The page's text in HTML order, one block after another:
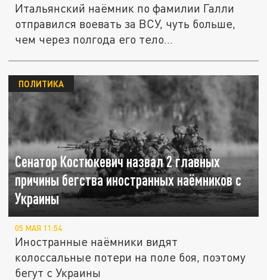
Итальянский наёмник по фамилии Галли
отправился воевать за ВСУ, чуть больше,
чем через полгода его тело...
Сенатор Костюкевич назвал 2 главных
причины бегства иностранных наёмников с
Украины
ПОЛИТИКА
05 МАЯ 11:54
Иностранные наёмники видят
колоссальные потери на поле боя, поэтому
бегут с Украины